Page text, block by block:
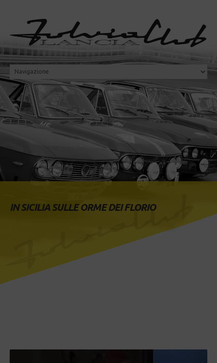
IN SICILIA SULLE ORME DEI FLORIO